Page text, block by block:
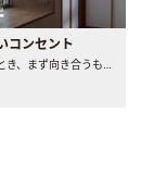
コンセント
現場が始まるとき、まず向き合うものの一つがコンセントです..